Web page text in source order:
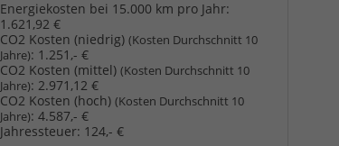
Energiekosten bei 15.000 km pro Jahr:
1.621,92 €
CO2 Kosten (niedrig)(Kosten Durchschnitt 10
Jahre): 1.251,- €
CO2 Kosten (mittel)(Kosten Durchschnitt 10
Jahre): 2.971,12 €
CO2 Kosten (hoch)(Kosten Durchschnitt 10
Jahre): 4.587,- €
Jahressteuer: 124,- €